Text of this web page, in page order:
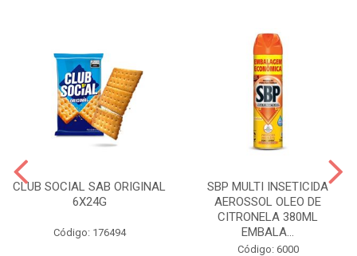
CLUB SOCIAL SAB ORIGINAL
6X24G
Código: 176494
SBP MULTI INSETICIDA
AEROSSOL OLEO DE
CITRONELA 380ML
EMBALA...
Código: 6000